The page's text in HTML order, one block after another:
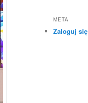
META
Zaloguj się